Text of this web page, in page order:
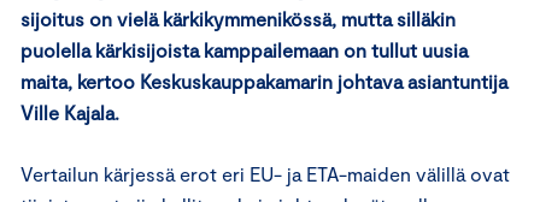
sijoitus on vielä kärkikymmenikössä, mutta silläkin
puolella kärkisijoista kamppailemaan on tullut uusia
maita, kertoo Keskuskauppakamarin johtava asiantuntija
Ville Kajala.
Vertailun kärjessä erot eri EU- ja ETA-maiden välillä ovat